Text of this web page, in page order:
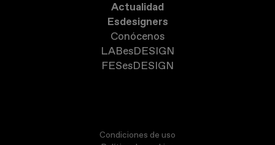
Actualidad
Esdesigners
Conócenos
LABesDESIGN
FESesDESIGN
Condiciones de uso